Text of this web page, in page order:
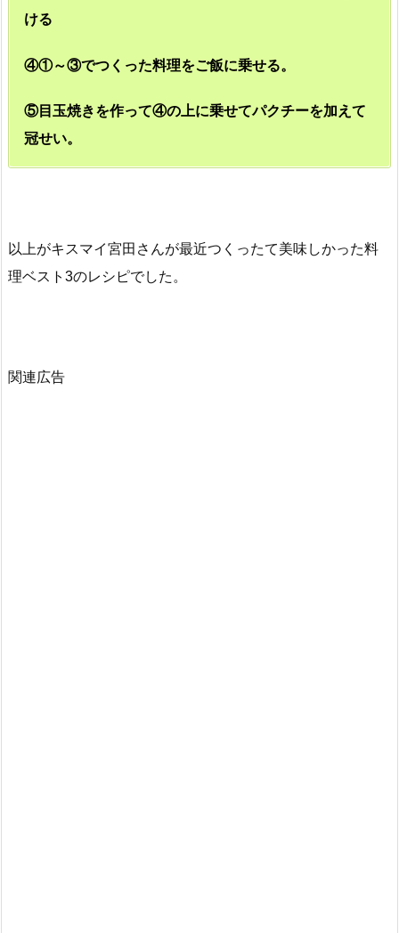
ける
④①～③でつくった料理をご飯に乗せる。
⑤目玉焼きを作って④の上に乗せてパクチーを加えて
冠せい。
以上がキスマイ宮田さんが最近つくったて美味しかった料
理ベスト3のレシピでした。
関連広告